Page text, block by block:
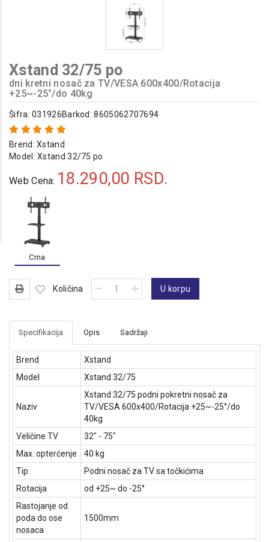
Xstand 32/75 po
dni kretni nosač za TV/VESA 600x400/Rotacija
+25~-25°/do 40kg
Šifra: 031926Barkod: 8605062707694
Brend:Xstand
Model:Xstand 32/75 po
Web Cena: 18.290,00 RSD.
Crna
Količina U korpu
Specifikacija Opis Sadržaji
Brend
Xstand
Model
Xstand 32/75
Naziv
Xstand 32/75 podni pokretni nosač za
TV/VESA 600x400/Rotacija +25~-25°/do
40kg
Veličine TV
32" - 75"
Max. opterćenje
40 kg
Tip
Podni nosač za TV sa točkićima
Rotacija
od +25~ do -25°
Rastojanje od
poda do ose
nosaca
1500mm